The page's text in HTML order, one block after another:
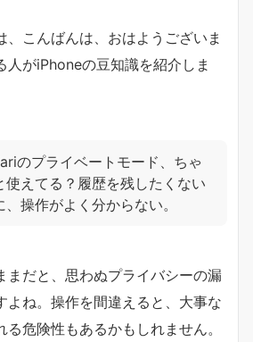
、こんばんは、おはようございま
人がiPhoneの豆知識を紹介しま
のプライベートモード、ちゃ
使えてる？履歴を残したくない
、操作がよく分からない。
まだと、思わぬプライバシーの漏
よね。操作を間違えると、大事な
危険性もあるかもしれません。